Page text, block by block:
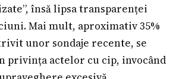
însă lipsa transparenței
Mai mult, aproximativ 35%
unor sondaje recente, se
privința actelor cu cip, invocând